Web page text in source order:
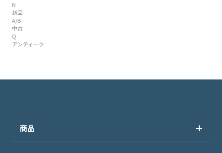
N
新品
A/B
中古
Q
アンティーク
商品